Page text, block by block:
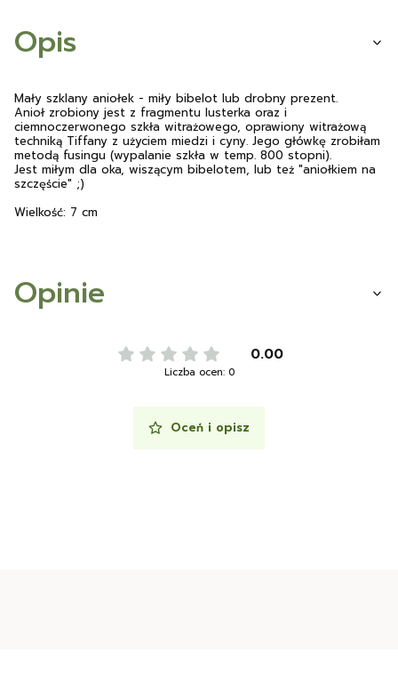
Opis
Mały szklany aniołek - miły bibelot lub drobny prezent.
Anioł zrobiony jest z fragmentu lusterka oraz i
ciemnoczerwonego szkła witrażowego, oprawiony witrażową
techniką Tiffany z użyciem miedzi i cyny. Jego główkę zrobiłam
metodą fusingu (wypalanie szkła w temp. 800 stopni).
Jest miłym dla oka, wiszącym bibelotem, lub też "aniołkiem na
szczęście" ;)
Wielkość: 7 cm
Opinie
0.00
Liczba ocen: 0
Oceń i opisz